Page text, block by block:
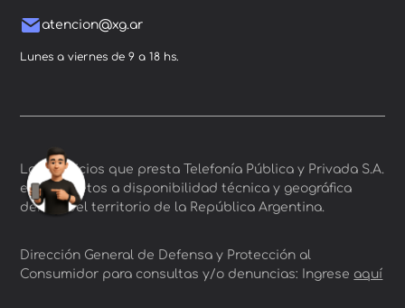
atencion@xg.ar
Lunes a viernes de 9 a 18 hs.
Los servicios que presta Telefonía Pública y Privada S.A.
están sujetos a disponibilidad técnica y geográfica
dentro del territorio de la República Argentina.
Dirección General de Defensa y Protección al
Consumidor para consultas y/o denuncias: Ingrese aquí